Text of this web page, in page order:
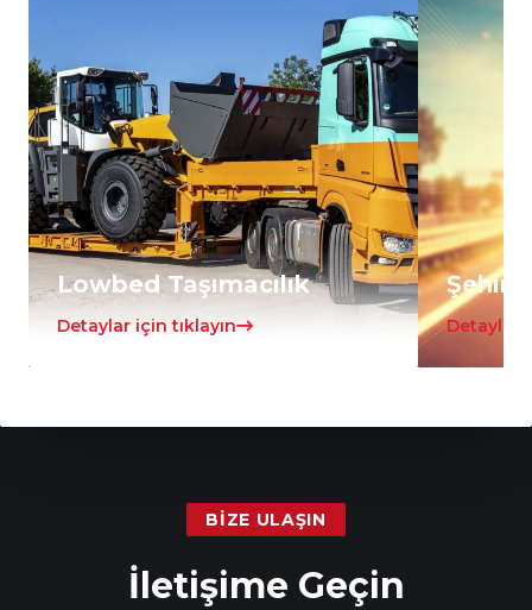
Lowbed Taşımacılık
Detaylar için tıklayın Detaylar
BIZE ULAŞIN
İletişime Geçin